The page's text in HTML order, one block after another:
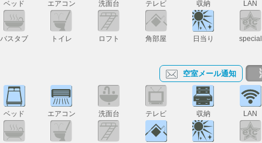
ベッド エアコン 洗面台 テレビ 収納 LAN
バスタブ トイレ ロフト 角部屋 日当り special
空室メール通知
ベッド エアコン 洗面台 テレビ 収納 LAN